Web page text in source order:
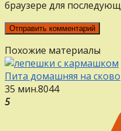
браузере для
Похожие материалы
Пита домашняя на
35 мин.8044
5